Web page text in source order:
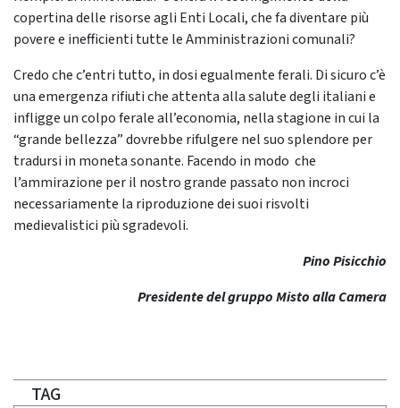
copertina delle risorse agli Enti Locali, che fa diventare più
povere e inefficienti tutte le Amministrazioni comunali?
Credo che c’entri tutto, in dosi egualmente ferali. Di sicuro c’è
una emergenza rifiuti che attenta alla salute degli italiani e
infligge un colpo ferale all’economia, nella stagione in cui la
“grande bellezza” dovrebbe rifulgere nel suo splendore per
tradursi in moneta sonante. Facendo in modo che
l’ammirazione per il nostro grande passato non incroci
necessariamente la riproduzione dei suoi risvolti
medievalistici più sgradevoli.
Pino Pisicchio
Presidente del gruppo Misto alla Camera
TAG